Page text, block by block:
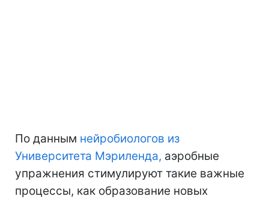
По данным нейробиологов из
Университета Мэриленда, аэробные
упражнения стимулируют такие важные
процессы, как образование новых